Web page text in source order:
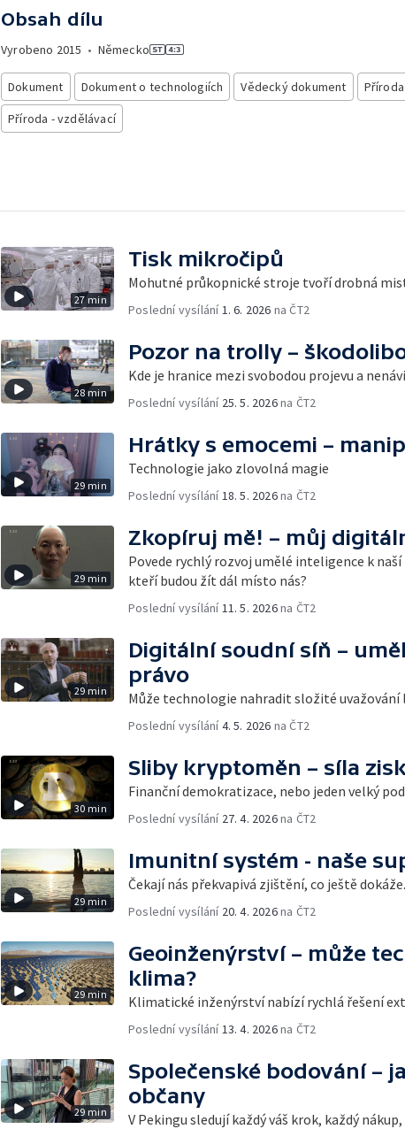
Obsah dílu
Vyrobeno 2015 • Německo
Dokument Dokument o technologiích Vědecký dokument Příroda
Příroda - vzdělávací
27 min
Tisk mikročipů
Mohutné průkopnické stroje tvoří drobná
Poslední vysílání 1. 6. 2026 na ČT2
28 min
Pozor na trolly –
Kde je hranice mezi svobodou projevu a
Poslední vysílání 25. 5. 2026na ČT2
29 min
Hrátky s emocemi –
Technologie jako zlovolná magie
Poslední vysílání 18. 5. 2026na ČT2
29 min
Zkopíruj mě! – můj
Povede rychlý rozvoj umělé inteligence k
kteří budou žít dál místo nás?
Poslední vysílání 11. 5. 2026na ČT2
29 min
Digitální soudní síň –
právo
Může technologie nahradit složité uvažování
Poslední vysílání4. 5. 2026 na ČT2
30 min
Sliby kryptoměn – síla
Finanční demokratizace, nebo jeden velký
Poslední vysílání 27. 4. 2026na ČT2
29 min
Imunitní systém - naše
Čekají nás překvapivá zjištění, co ještě dokáže.
Poslední vysílání 20. 4. 2026na ČT2
29 min
Geoinženýrství – může
klima?
Klimatické inženýrství nabízí rychlá řešení
Poslední vysílání 13. 4. 2026na ČT2
29 min
Společenské bodování –
občany
V Pekingu sledují každý váš krok, každý